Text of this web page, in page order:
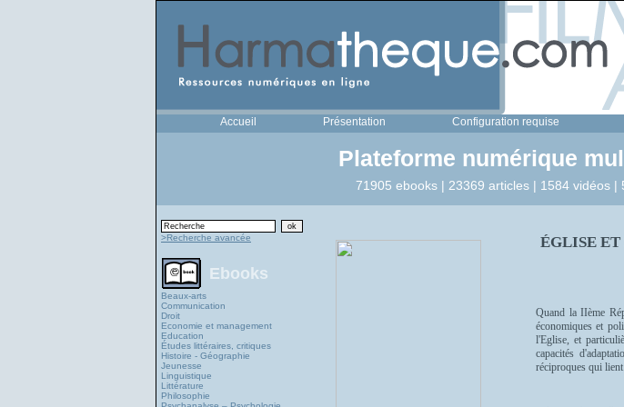
Accueil Présentation Configuration requise
Plateforme numérique
71905 ebooks | 23369 articles | 1584 vidéos |
>Recherche avancée
Ebooks
Beaux-arts
Communication
Droit
Economie et management
Education
Études littéraires, critiques
Histoire - Géographie
Jeunesse
Linguistique
Littérature
Philosophie
ÉGLISE ET
Quand la IIème
économiques et
l'Eglise, et
capacités
réciproques qui